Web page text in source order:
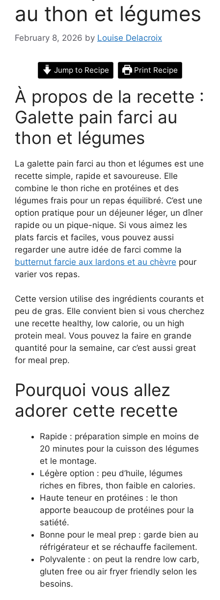
au thon et légumes
February 8, 2026 by Louise Delacroix
Jump to Recipe Print Recipe
À propos de la recette :
Galette pain farci au
thon et légumes
La galette pain farci au thon et légumes est une
recette simple, rapide et savoureuse. Elle
combine le thon riche en protéines et des
légumes frais pour un repas équilibré. C’est une
option pratique pour un déjeuner léger, un dîner
rapide ou un pique-nique. Si vous aimez les
plats farcis et faciles, vous pouvez aussi
regarder une autre idée de farci comme la
butternut farcie aux lardons et au chèvre pour
varier vos repas.
Cette version utilise des ingrédients courants et
peu de gras. Elle convient bien si vous cherchez
une recette healthy, low calorie, ou un high
protein meal. Vous pouvez la faire en grande
quantité pour la semaine, car c’est aussi great
for meal prep.
Pourquoi vous allez
adorer cette recette
Rapide : préparation simple en moins de
20 minutes pour la cuisson des légumes
et le montage.
Légère option : peu d’huile, légumes
riches en fibres, thon faible en calories.
Haute teneur en protéines : le thon
apporte beaucoup de protéines pour la
satiété.
Bonne pour le meal prep : garde bien au
réfrigérateur et se réchauffe facilement.
Polyvalente : on peut la rendre low carb,
gluten free ou air fryer friendly selon les
besoins.